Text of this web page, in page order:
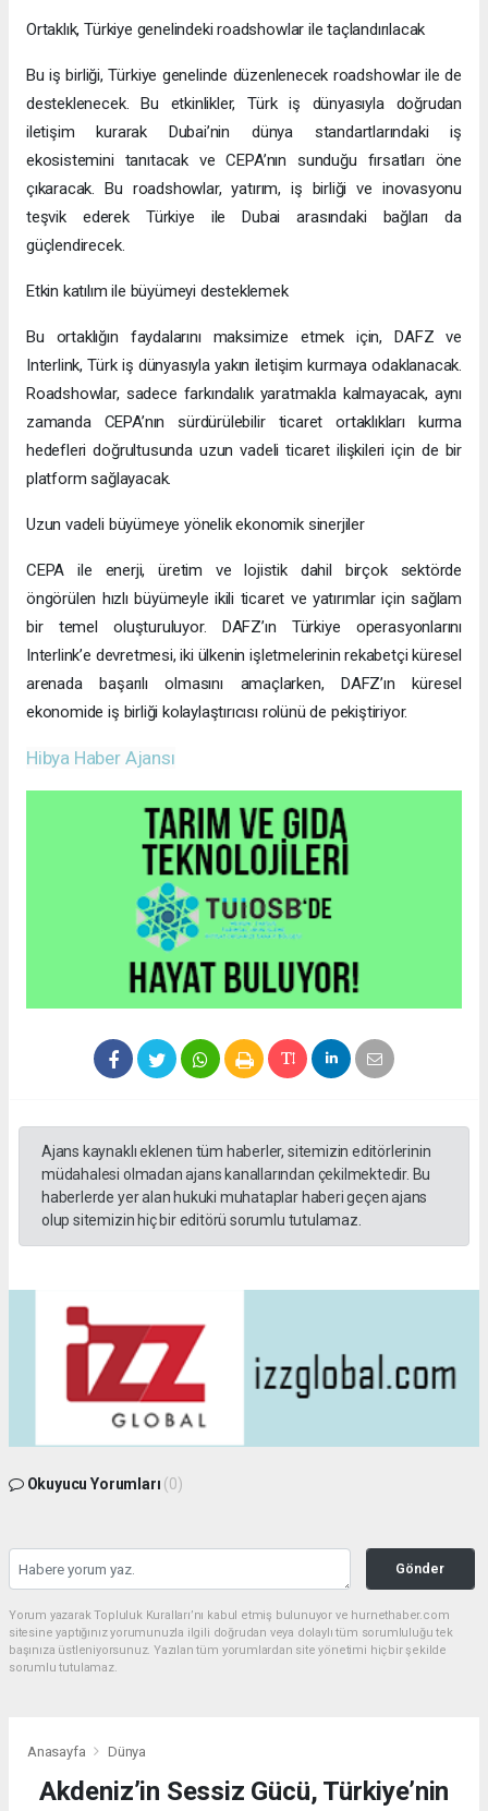
Ortaklık, Türkiye genelindeki roadshowlar ile taçlandırılacak
Bu iş birliği, Türkiye genelinde düzenlenecek roadshowlar ile de
desteklenecek. Bu etkinlikler, Türk iş dünyasıyla doğrudan
iletişim kurarak Dubai’nin dünya standartlarındaki iş
ekosistemini tanıtacak ve CEPA’nın sunduğu fırsatları öne
çıkaracak. Bu roadshowlar, yatırım, iş birliği ve inovasyonu
teşvik ederek Türkiye ile Dubai arasındaki bağları da
güçlendirecek.
Etkin katılım ile büyümeyi desteklemek
Bu ortaklığın faydalarını maksimize etmek için, DAFZ ve
Interlink, Türk iş dünyasıyla yakın iletişim kurmaya odaklanacak.
Roadshowlar, sadece farkındalık yaratmakla kalmayacak, aynı
zamanda CEPA’nın sürdürülebilir ticaret ortaklıkları kurma
hedefleri doğrultusunda uzun vadeli ticaret ilişkileri için de bir
platform sağlayacak.
Uzun vadeli büyümeye yönelik ekonomik sinerjiler
CEPA ile enerji, üretim ve lojistik dahil birçok sektörde
öngörülen hızlı büyümeyle ikili ticaret ve yatırımlar için sağlam
bir temel oluşturuluyor. DAFZ’ın Türkiye operasyonlarını
Interlink’e devretmesi, iki ülkenin işletmelerinin rekabetçi küresel
arenada başarılı olmasını amaçlarken, DAFZ’ın küresel
ekonomide iş birliği kolaylaştırıcısı rolünü de pekiştiriyor.
Hibya Haber Ajansı
Ajans kaynaklı eklenen tüm haberler, sitemizin editörlerinin
müdahalesi olmadan ajans kanallarından çekilmektedir. Bu
haberlerde yer alan hukuki muhataplar haberi geçen ajans
olup sitemizin hiç bir editörü sorumlu tutulamaz.
Okuyucu Yorumları (0)
Gönder
Yorum yazarak Topluluk Kuralları’nı kabul etmiş bulunuyor ve hurnethaber.com
sitesine yaptığınız yorumunuzla ilgili doğrudan veya dolaylı tüm sorumluluğu tek
başınıza üstleniyorsunuz. Yazılan tüm yorumlardan site yönetimi hiçbir şekilde
sorumlu tutulamaz.
Anasayfa Dünya
Akdeniz’in Sessiz Gücü, Türkiye’nin